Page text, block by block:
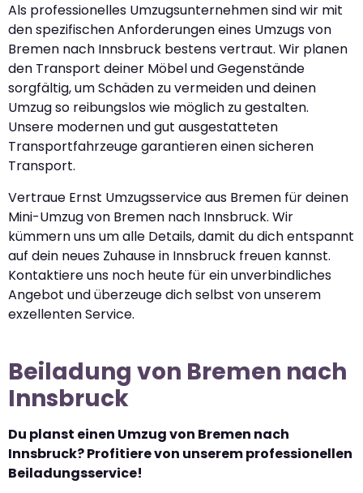
Als professionelles Umzugsunternehmen sind wir mit
den spezifischen Anforderungen eines Umzugs von
Bremen nach Innsbruck bestens vertraut. Wir planen
den Transport deiner Möbel und Gegenstände
sorgfältig, um Schäden zu vermeiden und deinen
Umzug so reibungslos wie möglich zu gestalten.
Unsere modernen und gut ausgestatteten
Transportfahrzeuge garantieren einen sicheren
Transport.
Vertraue Ernst Umzugsservice aus Bremen für deinen
Mini-Umzug von Bremen nach Innsbruck. Wir
kümmern uns um alle Details, damit du dich entspannt
auf dein neues Zuhause in Innsbruck freuen kannst.
Kontaktiere uns noch heute für ein unverbindliches
Angebot und überzeuge dich selbst von unserem
exzellenten Service.
Beiladung von Bremen nach
Innsbruck
Du planst einen Umzug von Bremen nach
Innsbruck? Profitiere von unserem professionellen
Beiladungsservice!